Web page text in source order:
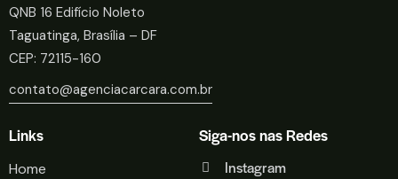
QNB 16 Edifício Noleto
Taguatinga, Brasília – DF
CEP: 72115-160
contato@agenciacarcara.com.br
Links
Home
Siga-nos nas Redes
Instagram